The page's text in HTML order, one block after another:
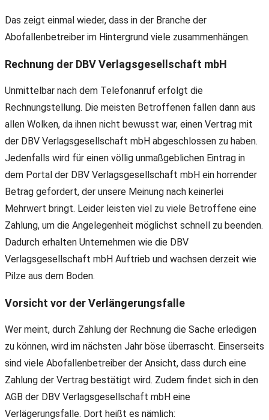
Das zeigt einmal wieder, dass in der Branche der
Abofallenbetreiber im Hintergrund viele zusammenhängen.
Rechnung der DBV Verlagsgesellschaft mbH
Unmittelbar nach dem Telefonanruf erfolgt die
Rechnungstellung. Die meisten Betroffenen fallen dann aus
allen Wolken, da ihnen nicht bewusst war, einen Vertrag mit
der DBV Verlagsgesellschaft mbH abgeschlossen zu haben.
Jedenfalls wird für einen völlig unmaßgeblichen Eintrag in
dem Portal der DBV Verlagsgesellschaft mbH ein horrender
Betrag gefordert, der unsere Meinung nach keinerlei
Mehrwert bringt. Leider leisten viel zu viele Betroffene eine
Zahlung, um die Angelegenheit möglichst schnell zu beenden.
Dadurch erhalten Unternehmen wie die DBV
Verlagsgesellschaft mbH Auftrieb und wachsen derzeit wie
Pilze aus dem Boden.
Vorsicht vor der Verlängerungsfalle
Wer meint, durch Zahlung der Rechnung die Sache erledigen
zu können, wird im nächsten Jahr böse überrascht. Einserseits
sind viele Abofallenbetreiber der Ansicht, dass durch eine
Zahlung der Vertrag bestätigt wird. Zudem findet sich in den
AGB der DBV Verlagsgesellschaft mbH eine
Verlägerungsfalle. Dort heißt es nämlich: